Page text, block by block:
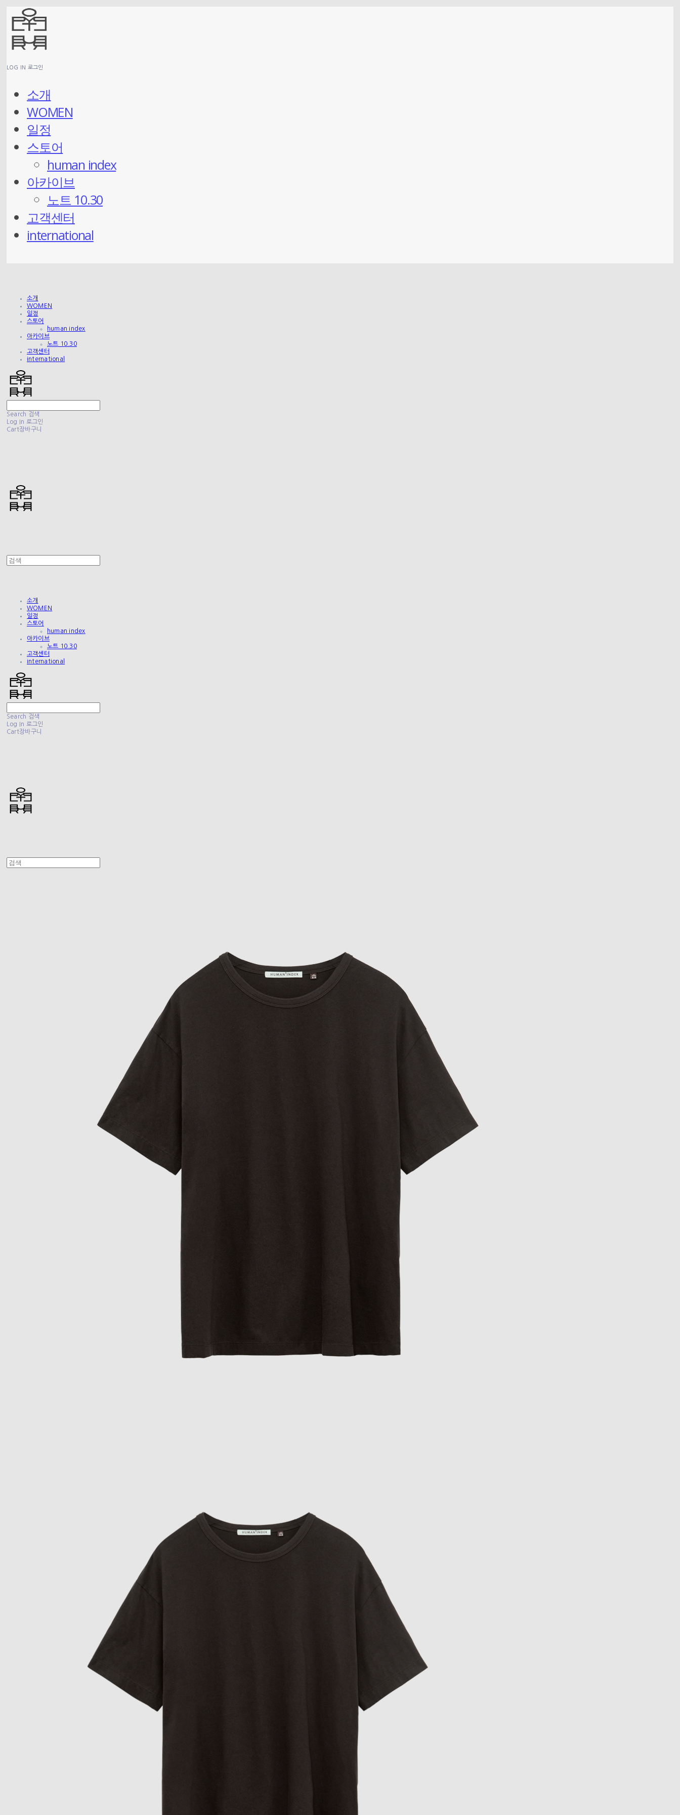
LOG IN 로그인
소개
WOMEN
일정
스토어
human index
아카이브
노트 10.30
고객센터
international
소개
WOMEN
일정
스토어
human index
아카이브
노트 10.30
고객센터
international
Search 검색
Log In 로그인
Cart장바구니
소개
WOMEN
일정
스토어
human index
아카이브
노트 10.30
고객센터
international
Search 검색
Log In 로그인
Cart장바구니